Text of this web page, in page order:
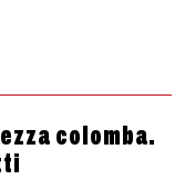
colomba.